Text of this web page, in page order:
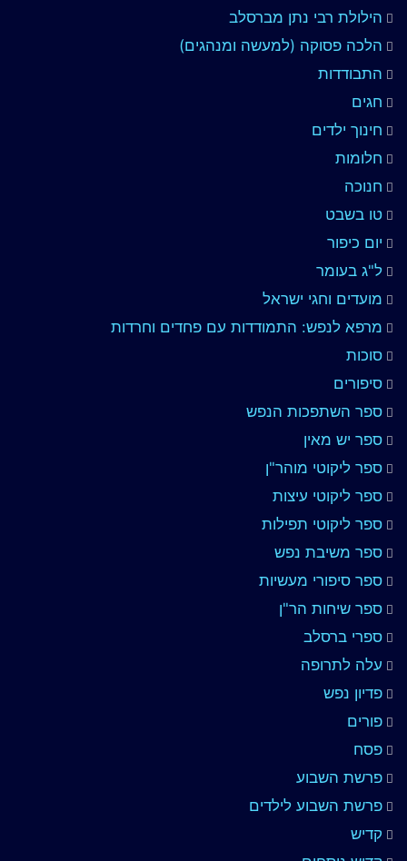
הילולת רבי נתן מברסלב
הלכה פסוקה (למעשה ומנהגים)
התבודדות
חגים
חינוך ילדים
חלומות
חנוכה
טו בשבט
יום כיפור
ל"ג בעומר
מועדים וחגי ישראל
מרפא לנפש: התמודדות עם פחדים וחרדות
סוכות
סיפורים
ספר השתפכות הנפש
ספר יש מאין
ספר ליקוטי מוהר"ן
ספר ליקוטי עיצות
ספר ליקוטי תפילות
ספר משיבת נפש
ספר סיפורי מעשיות
ספר שיחות הר"ן
ספרי ברסלב
עלה לתרופה
פדיון נפש
פורים
פסח
פרשת השבוע
פרשת השבוע לילדים
קדיש